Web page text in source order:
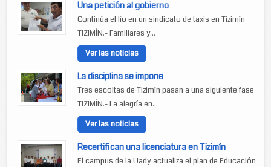
Una petición al gobierno
Continúa el lío en un sindicato de taxis en Tizimín
TIZIMÍN.- Familiares y...
Ver las noticias
La disciplina se impone
Tres escoltas de Tizimín pasan a una siguiente fase
TIZIMÍN.- La alegría en...
Ver las noticias
Recertifican una licenciatura en Tizimín
El campus de la Uady actualiza el plan de Educación